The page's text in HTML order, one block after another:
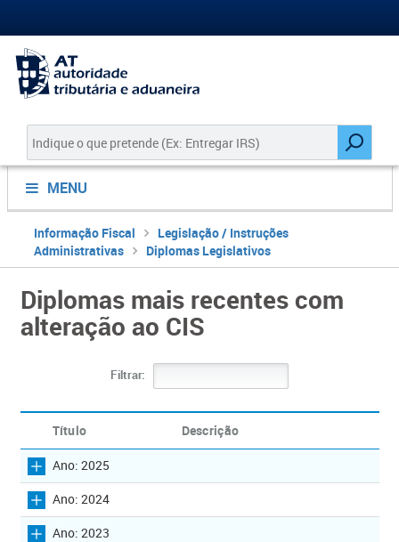
MENU
Informação Fiscal
Legislação / Instruções
Administrativas
Diplomas Legislativos
Diplomas mais recentes com
alteração ao CIS
Filtrar:
Título Descrição
Ano: 2025
Ano: 2024
Ano: 2023